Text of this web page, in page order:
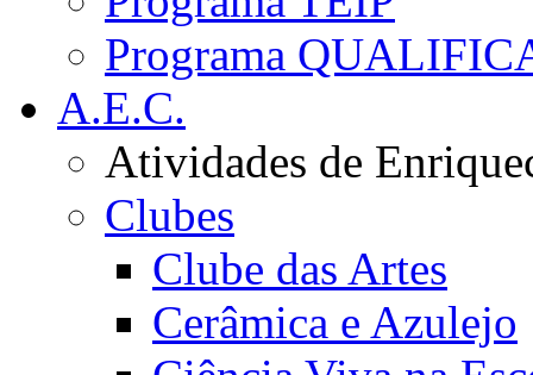
Programa
A.E.C.
Atividades de
Clubes
Clube das Artes
Cerâmica e Azulejo